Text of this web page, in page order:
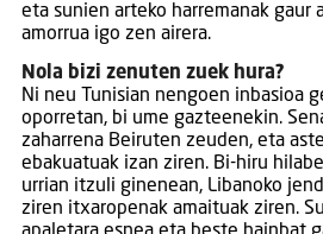
eta sunien arteko harremanak gaur
amorrua igo zen airera.
Nola bizi zenuten zuek hura?
Ni neu Tunisian nengoen inbasioa
oporretan, bi ume gazteenekin.
zaharrena Beiruten zeuden, eta
ebakuatuak izan ziren. Bi-hiru
urrian itzuli ginenean, Libanoko
ziren itxaropenak amaituak ziren.